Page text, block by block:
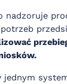
nadzoruje
jednym